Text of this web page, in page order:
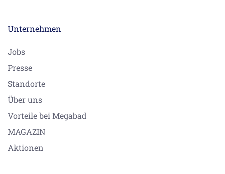
Unternehmen
Jobs
Presse
Standorte
Über uns
Vorteile bei Megabad
MAGAZIN
Aktionen